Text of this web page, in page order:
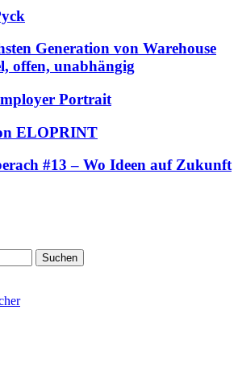
Generation von Warehouse
offen, unabhängig
Portrait
ELOPRINT
#13 – Wo Ideen auf Zukunft